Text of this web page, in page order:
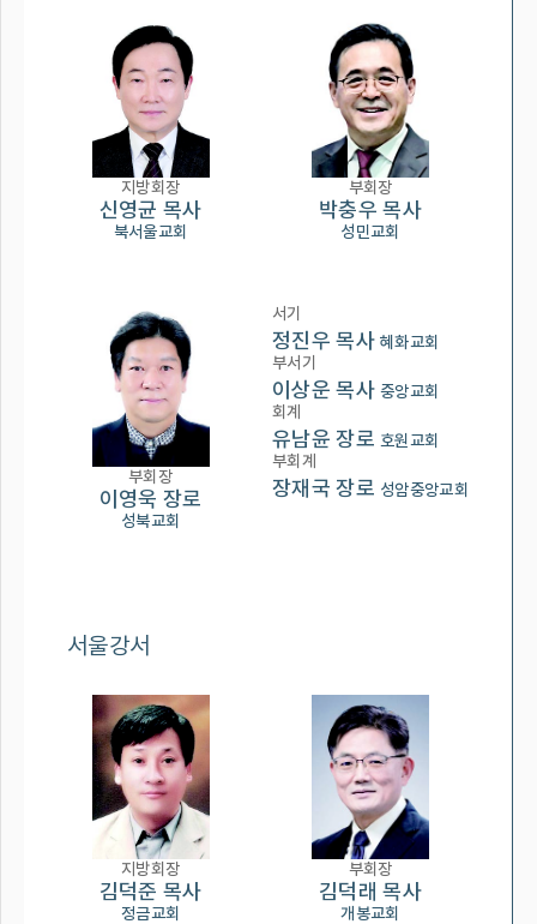
지방회장
신영균 목사
북서울교회
부회장
박충우 목사
성민교회
부회장
이영욱 장로
성북교회
서기
정진우 목사 혜화교회
부서기
이상운 목사 중앙교회
회계
유남윤 장로 호원교회
부회계
장재국 장로 성암중앙교회
서울강서
지방회장
김덕준 목사
정금교회
부회장
김덕래 목사
개봉교회